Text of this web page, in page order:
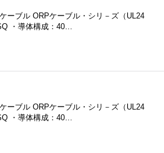
ブル ORPケーブル・シリ－ズ（UL24
・導体構成：40…
ブル ORPケーブル・シリ－ズ（UL24
・導体構成：40…